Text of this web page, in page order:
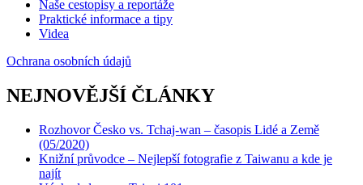
Naše cestopisy a reportáže
Praktické informace a tipy
Videa
Ochrana osobních údajů
NEJNOVĚJŠÍ ČLÁNKY
Rozhovor Česko vs. Tchaj-wan – časopis Lidé a Země
(05/2020)
Knižní průvodce – Nejlepší fotografie z Taiwanu a kde je
najít